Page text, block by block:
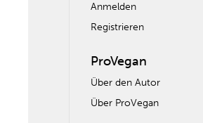
Anmelden
Registrieren
ProVegan
Über den Autor
Über ProVegan